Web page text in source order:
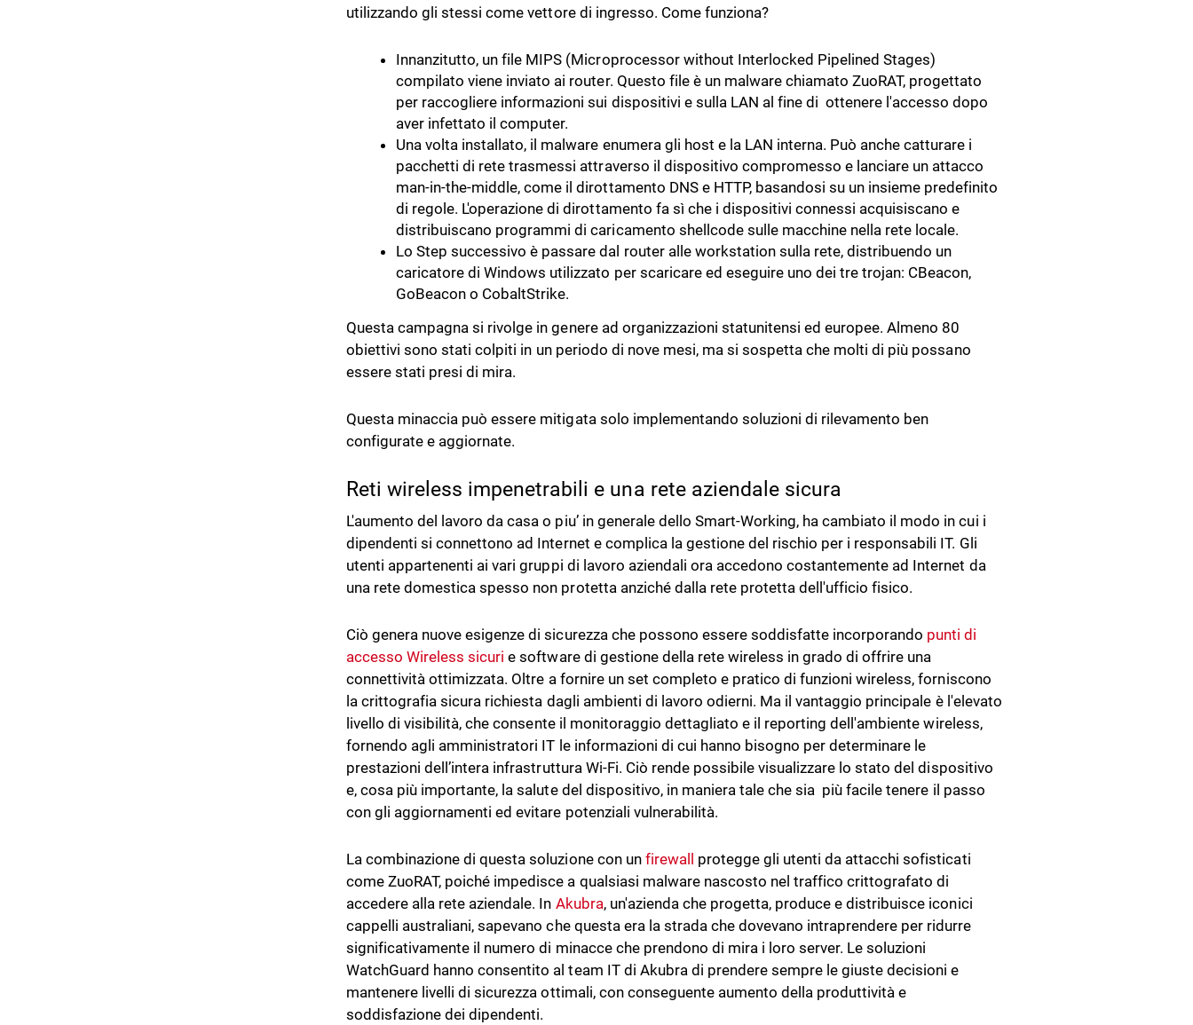
utilizzando gli stessi come vettore di ingresso. Come funziona?
Innanzitutto, un file MIPS (Microprocessor without Interlocked Pipelined Stages)
compilato viene inviato ai router. Questo file è un malware chiamato ZuoRAT, progettato
per raccogliere informazioni sui dispositivi e sulla LAN al fine di ottenere l'accesso dopo
aver infettato il computer.
Una volta installato, il malware enumera gli host e la LAN interna. Può anche catturare i
pacchetti di rete trasmessi attraverso il dispositivo compromesso e lanciare un attacco
man-in-the-middle, come il dirottamento DNS e HTTP, basandosi su un insieme predefinito
di regole. L'operazione di dirottamento fa sì che i dispositivi connessi acquisiscano e
distribuiscano programmi di caricamento shellcode sulle macchine nella rete locale.
Lo Step successivo è passare dal router alle workstation sulla rete, distribuendo un
caricatore di Windows utilizzato per scaricare ed eseguire uno dei tre trojan: CBeacon,
GoBeacon o CobaltStrike.
Questa campagna si rivolge in genere ad organizzazioni statunitensi ed europee. Almeno 80
obiettivi sono stati colpiti in un periodo di nove mesi, ma si sospetta che molti di più possano
essere stati presi di mira.
Questa minaccia può essere mitigata solo implementando soluzioni di rilevamento ben
configurate e aggiornate.
Reti wireless impenetrabili e una rete aziendale sicura
L'aumento del lavoro da casa o piu’ in generale dello Smart-Working, ha cambiato il modo in cui i
dipendenti si connettono ad Internet e complica la gestione del rischio per i responsabili IT. Gli
utenti appartenenti ai vari gruppi di lavoro aziendali ora accedono costantemente ad Internet da
una rete domestica spesso non protetta anziché dalla rete protetta dell'ufficio fisico.
Ciò genera nuove esigenze di sicurezza che possono essere soddisfatte incorporando punti di
accesso Wireless sicuri e software di gestione della rete wireless in grado di offrire una
connettività ottimizzata. Oltre a fornire un set completo e pratico di funzioni wireless, forniscono
la crittografia sicura richiesta dagli ambienti di lavoro odierni. Ma il vantaggio principale è l'elevato
livello di visibilità, che consente il monitoraggio dettagliato e il reporting dell'ambiente wireless,
fornendo agli amministratori IT le informazioni di cui hanno bisogno per determinare le
prestazioni dell’intera infrastruttura Wi-Fi. Ciò rende possibile visualizzare lo stato del dispositivo
e, cosa più importante, la salute del dispositivo, in maniera tale che sia più facile tenere il passo
con gli aggiornamenti ed evitare potenziali vulnerabilità.
La combinazione di questa soluzione con un firewall
protegge gli utenti da attacchi sofisticati
come ZuoRAT, poiché impedisce a qualsiasi malware nascosto nel traffico crittografato di
accedere alla rete aziendale. In Akubra, un'azienda che progetta, produce e distribuisce iconici
cappelli australiani, sapevano che questa era la strada che dovevano intraprendere per ridurre
significativamente il numero di minacce che prendono di mira i loro server. Le soluzioni
WatchGuard hanno consentito al team IT di Akubra di prendere sempre le giuste decisioni e
mantenere livelli di sicurezza ottimali, con conseguente aumento della produttività e
soddisfazione dei dipendenti.